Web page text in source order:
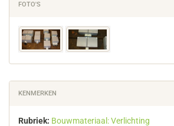
FOTO'S
KENMERKEN
Rubriek: Bouwmateriaal: Verlichting